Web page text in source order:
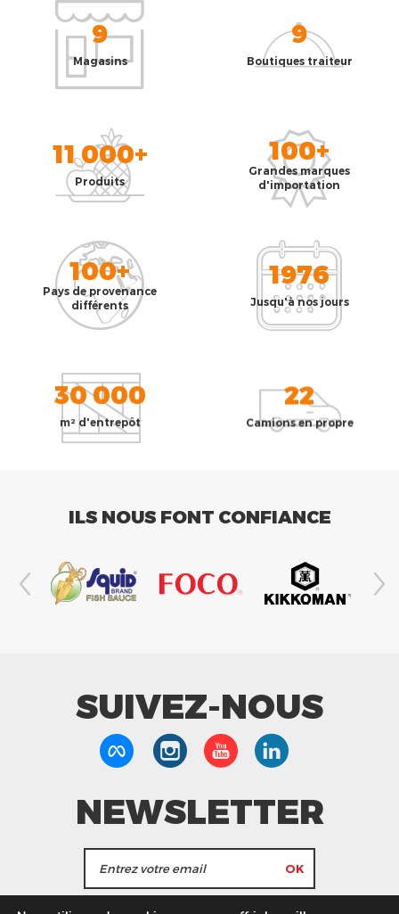
9
Magasins
9
Boutiques traiteur
11 000+
Produits
100+
Grandes marques
d'importation
100+
Pays de provenance
différents
1976
Jusqu'à nos jours
30 000
m² d'entrepôt
22
Camions en propre
ILS NOUS FONT CONFIANCE
SUIVEZ-NOUS
NEWSLETTER
J'accepte de recevoir les actualités et les